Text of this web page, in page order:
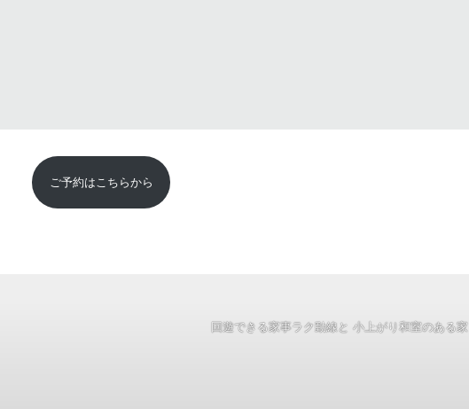
ご予約はこちらから
回遊できる家事ラク動線と 小上がり和室のある家